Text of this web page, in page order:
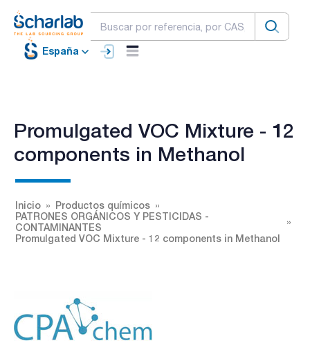
España
Promulgated VOC Mixture - 12
components in Methanol
Inicio
Productos químicos
PATRONES ORGÁNICOS Y PESTICIDAS -
CONTAMINANTES
Promulgated VOC Mixture - 12 components in Methanol